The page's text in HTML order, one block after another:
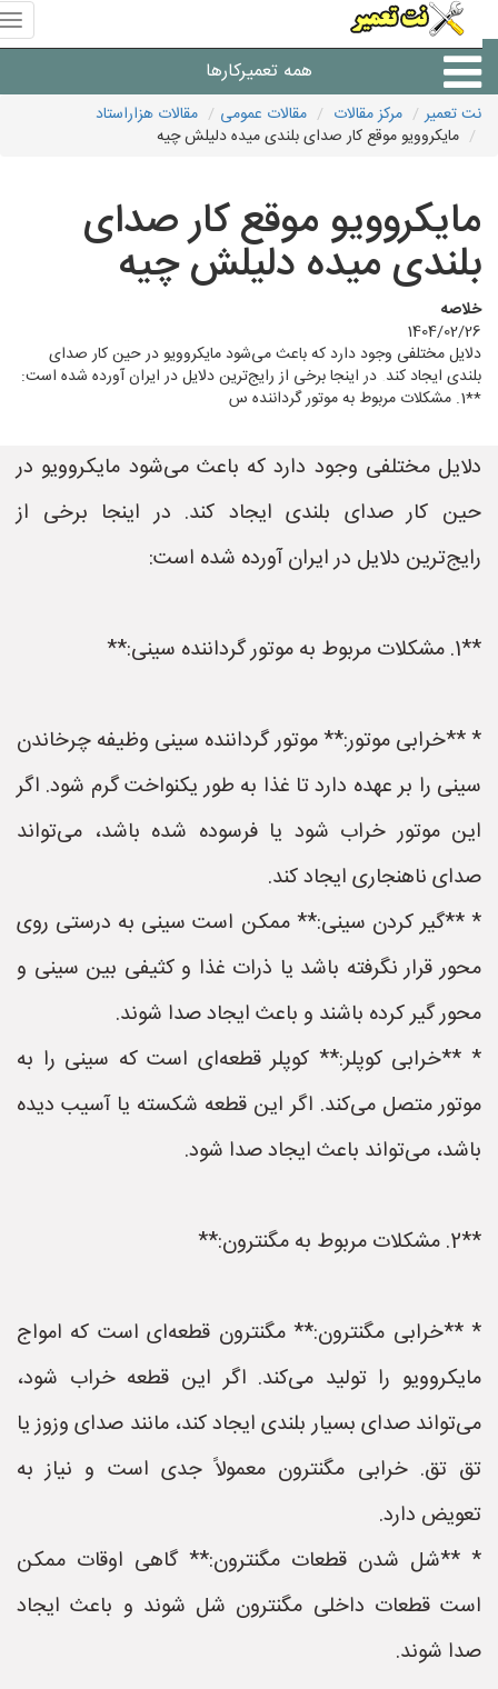
همه تعمیرکارها
شرکت های تعمیرات لوازم
نت تعمیر مرکز مقالات مقالات عمومی
مقالات هزاراستاد
مایکروویو موقع کار صدای بلندی میده دلیلش چیه
مایکروویو موقع کار صدای
بلندی میده دلیلش چیه
خلاصه
1404/02/26
دلایل مختلفی وجود دارد که باعث می‌شود مایکروویو در حین کار صدای
بلندی ایجاد کند. در اینجا برخی از رایج‌ترین دلایل در ایران آورده شده است:
دلایل مختلفی وجود دارد که باعث می‌شود مایکروویو در
حین کار صدای بلندی ایجاد کند. در اینجا برخی از
رایج‌ترین دلایل در ایران آورده شده است:
**1. مشکلات مربوط به موتور گرداننده سینی:**
* **خرابی موتور:** موتور گرداننده سینی وظیفه چرخاندن
سینی را بر عهده دارد تا غذا به طور یکنواخت گرم شود. اگر
این موتور خراب شود یا فرسوده شده باشد، می‌تواند
صدای ناهنجاری ایجاد کند.
* **گیر کردن سینی:** ممکن است سینی به درستی روی
محور قرار نگرفته باشد یا ذرات غذا و کثیفی بین سینی و
محور گیر کرده باشند و باعث ایجاد صدا شوند.
* **خرابی کوپلر:** کوپلر قطعه‌ای است که سینی را به
موتور متصل می‌کند. اگر این قطعه شکسته یا آسیب دیده
باشد، می‌تواند باعث ایجاد صدا شود.
**2. مشکلات مربوط به مگنترون:**
* **خرابی مگنترون:** مگنترون قطعه‌ای است که امواج
مایکروویو را تولید می‌کند. اگر این قطعه خراب شود،
می‌تواند صدای بسیار بلندی ایجاد کند، مانند صدای وزوز یا
تق تق. خرابی مگنترون معمولاً جدی است و نیاز به
تعویض دارد.
* **شل شدن قطعات مگنترون:** گاهی اوقات ممکن
است قطعات داخلی مگنترون شل شوند و باعث ایجاد
صدا شوند.